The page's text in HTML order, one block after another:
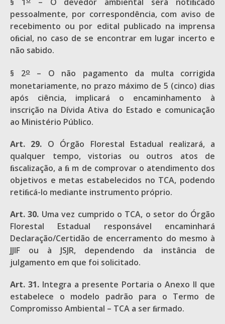
pessoalmente, por correspondência, com aviso de
recebimento ou por edital publicado na imprensa
oﬁcial, no caso de se encontrar em lugar incerto e
não sabido.
§ 2o– O não pagamento da multa corrigida
monetariamente, no prazo máximo de 5 (cinco) dias
após ciência, implicará o encaminhamento à
inscrição na Dívida Ativa do Estado e comunicação
ao Ministério Público.
Art. 29. O Órgão Florestal Estadual realizará, a
qualquer tempo, vistorias ou outros atos de
ﬁscalização, a ﬁ m de comprovar o atendimento dos
objetivos e metas estabelecidos no TCA, podendo
retiﬁcá-lo mediante instrumento próprio.
Art. 30. Uma vez cumprido o TCA, o setor do Órgão
Florestal Estadual responsável encaminhará
Declaração/Certidão de encerramento do mesmo à
JJIF ou à JSJR, dependendo da instância de
julgamento em que foi solicitado.
Art. 31. Integra a presente Portaria o Anexo II que
estabelece o modelo padrão para o Termo de
Compromisso Ambiental – TCA a ser ﬁrmado.